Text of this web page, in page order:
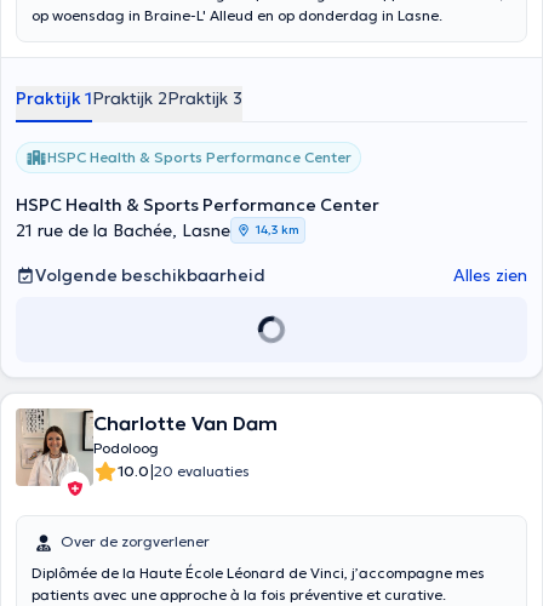
op woensdag in Braine-L' Alleud en op donderdag in Lasne.
Praktijk 1Praktijk 2Praktijk 3
HSPC Health & Sports Performance Center
HSPC Health & Sports Performance Center
21 rue de la Bachée, Lasne
14,3 km
Volgende beschikbaarheid Alles zien
Charlotte Van Dam
Podoloog
10.0|20 evaluaties
Over de zorgverlener
Diplômée de la Haute École Léonard de Vinci, j’accompagne mes
patients avec une approche à la fois préventive et curative.